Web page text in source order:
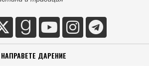
НАПРАВЕТЕ ДАРЕНИЕ